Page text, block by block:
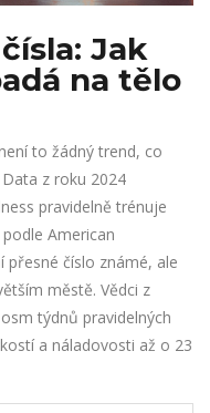
Jak
na tělo
to žádný trend, co
z roku 2024
pravidelně trénuje
American
přesné číslo známé, ale
městě. Vědci z
týdnů pravidelných
a náladovosti až o 23